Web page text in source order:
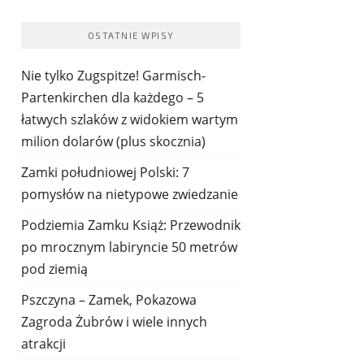
OSTATNIE WPISY
Nie tylko Zugspitze! Garmisch-
Partenkirchen dla każdego – 5
łatwych szlaków z widokiem wartym
milion dolarów (plus skocznia)
Zamki południowej Polski: 7
pomysłów na nietypowe zwiedzanie
Podziemia Zamku Książ: Przewodnik
po mrocznym labiryncie 50 metrów
pod ziemią
Pszczyna – Zamek, Pokazowa
Zagroda Żubrów i wiele innych
atrakcji